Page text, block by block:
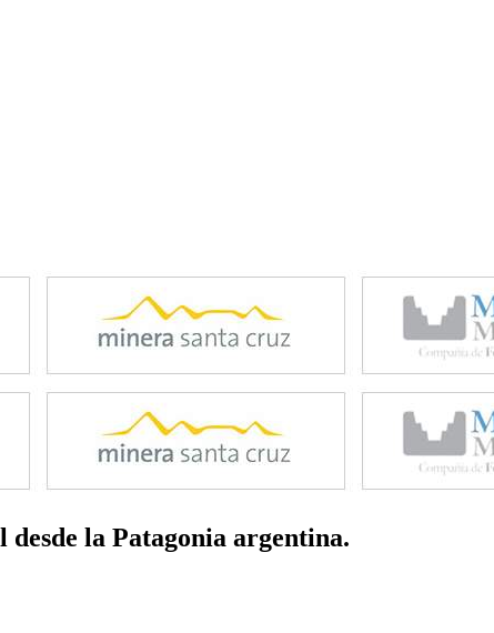
desde la Patagonia argentina.